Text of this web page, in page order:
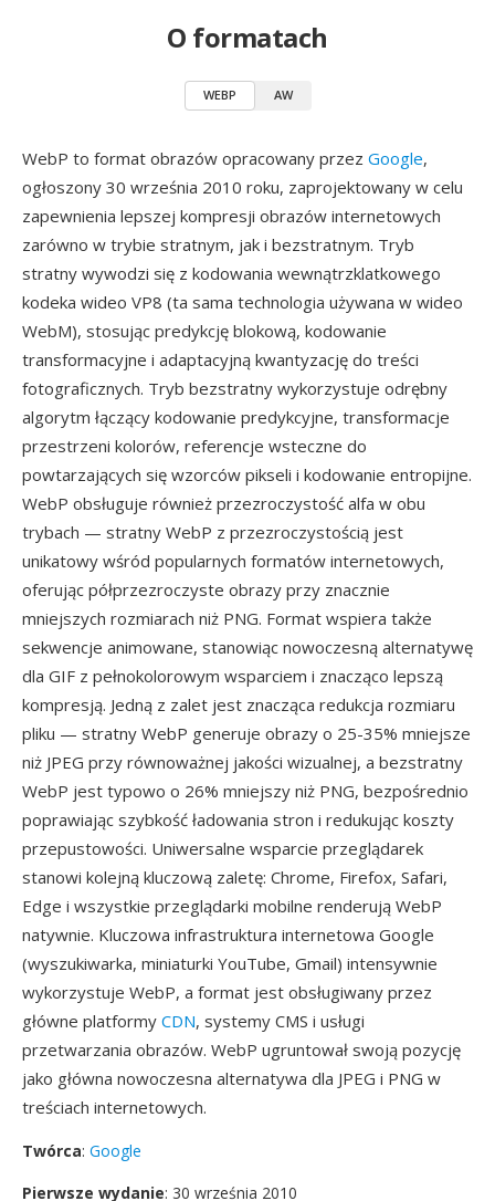
O formatach
WEBP AW
WebP to format obrazów opracowany przez Google,
ogłoszony 30 września 2010 roku, zaprojektowany w celu
zapewnienia lepszej kompresji obrazów internetowych
zarówno w trybie stratnym, jak i bezstratnym. Tryb
stratny wywodzi się z kodowania wewnątrzklatkowego
kodeka wideo VP8 (ta sama technologia używana w wideo
WebM), stosując predykcję blokową, kodowanie
transformacyjne i adaptacyjną kwantyzację do treści
fotograficznych. Tryb bezstratny wykorzystuje odrębny
algorytm łączący kodowanie predykcyjne, transformacje
przestrzeni kolorów, referencje wsteczne do
powtarzających się wzorców pikseli i kodowanie entropijne.
WebP obsługuje również przezroczystość alfa w obu
trybach — stratny WebP z przezroczystością jest
unikatowy wśród popularnych formatów internetowych,
oferując półprzezroczyste obrazy przy znacznie
mniejszych rozmiarach niż PNG. Format wspiera także
sekwencje animowane, stanowiąc nowoczesną alternatywę
dla GIF z pełnokolorowym wsparciem i znacząco lepszą
kompresją. Jedną z zalet jest znacząca redukcja rozmiaru
pliku — stratny WebP generuje obrazy o 25-35% mniejsze
niż JPEG przy równoważnej jakości wizualnej, a bezstratny
WebP jest typowo o 26% mniejszy niż PNG, bezpośrednio
poprawiając szybkość ładowania stron i redukując koszty
przepustowości. Uniwersalne wsparcie przeglądarek
stanowi kolejną kluczową zaletę: Chrome, Firefox, Safari,
Edge i wszystkie przeglądarki mobilne renderują WebP
natywnie. Kluczowa infrastruktura internetowa Google
(wyszukiwarka, miniaturki YouTube, Gmail) intensywnie
wykorzystuje WebP, a format jest obsługiwany przez
główne platformy CDN, systemy CMS i usługi
przetwarzania obrazów. WebP ugruntował swoją pozycję
jako główna nowoczesna alternatywa dla JPEG i PNG w
treściach internetowych.
Twórca: Google
Pierwsze wydanie: 30 września 2010